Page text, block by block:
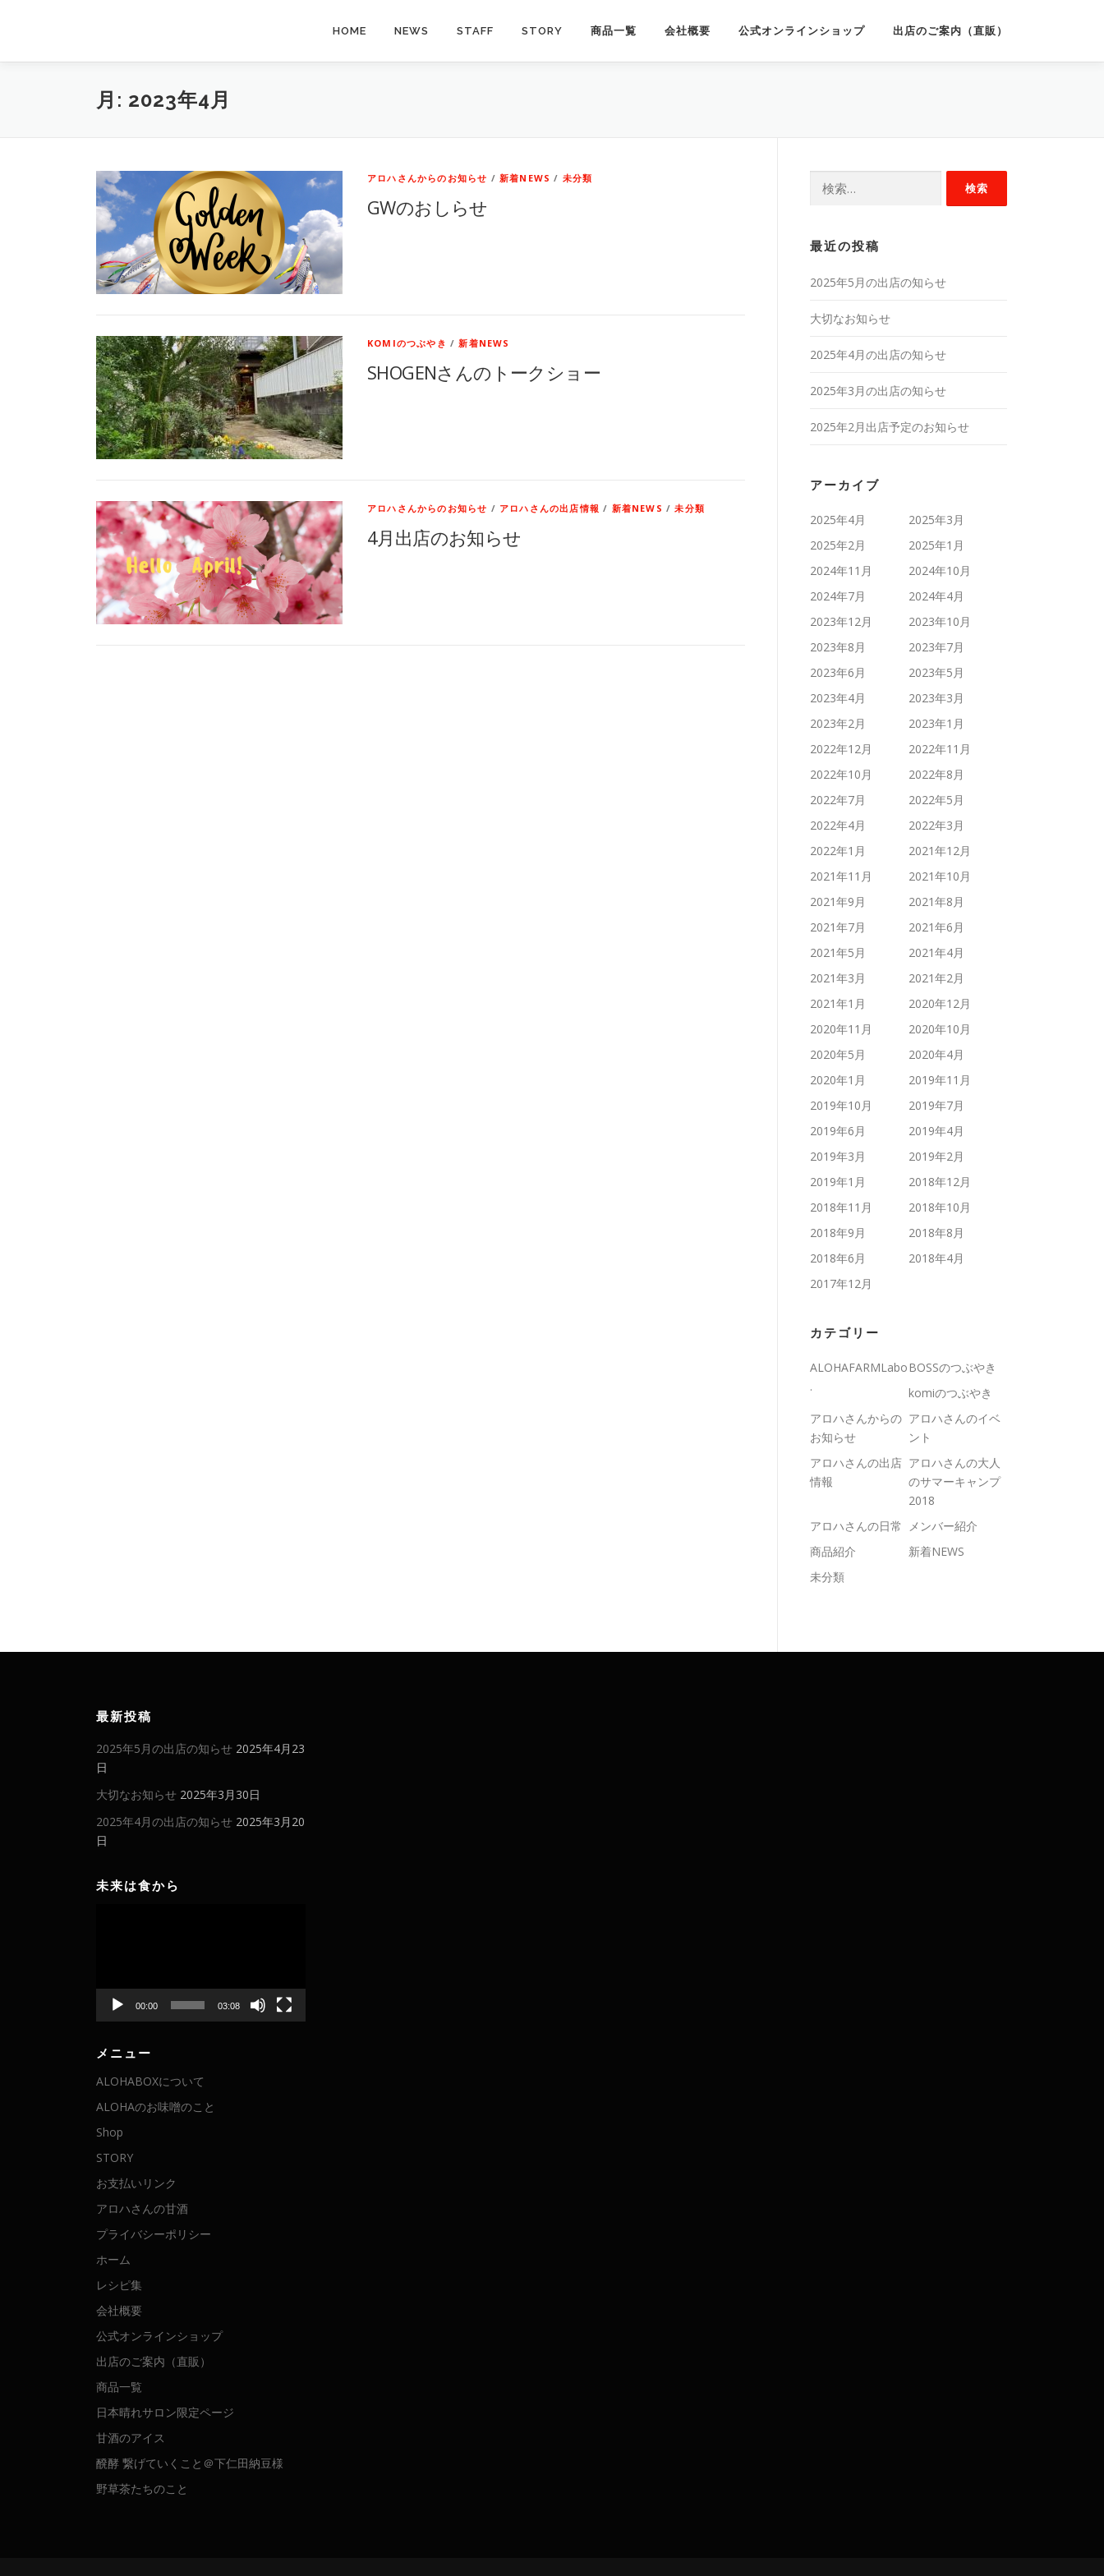
ン
HOME NEWS STAFF STORY 商品一覧 会社概要 公式オンラインショップ 出店のご案内（直販）
月: 2023年4月
アロハさんからのお知らせ /新着NEWS / 未分類
GWのおしらせ
KOMIのつぶやき /新着NEWS
SHOGENさんのトークショー
アロハさんからのお知らせ / アロハさんの出店情報 / 新着NEWS /未分類
4月出店のお知らせ
最近の投稿
2025年5月の出店の知らせ
大切なお知らせ
2025年4月の出店の知らせ
2025年3月の出店の知らせ
2025年2月出店予定のお知らせ
アーカイブ
2025年4月
2025年3月
2025年2月
2025年1月
2024年11月
2024年10月
2024年7月
2024年4月
2023年12月
2023年10月
2023年8月
2023年7月
2023年6月
2023年5月
2023年4月
2023年3月
2023年2月
2023年1月
2022年12月
2022年11月
2022年10月
2022年8月
2022年7月
2022年5月
2022年4月
2022年3月
2022年1月
2021年12月
2021年11月
2021年10月
2021年9月
2021年8月
2021年7月
2021年6月
2021年5月
2021年4月
2021年3月
2021年2月
2021年1月
2020年12月
2020年11月
2020年10月
2020年5月
2020年4月
2020年1月
2019年11月
2019年10月
2019年7月
2019年6月
2019年4月
2019年3月
2019年2月
2019年1月
2018年12月
2018年11月
2018年10月
2018年9月
2018年8月
2018年6月
2018年4月
2017年12月
カテゴリー
ALOHAFARMLabo
.
BOSSのつぶやき
komiのつぶやき
アロハさんからの
お知らせ
アロハさんのイベ
ント
アロハさんの出店
情報
アロハさんの大人
のサマーキャンプ
2018
アロハさんの日常
メンバー紹介
商品紹介
新着NEWS
未分類
最新投稿
2025年5月の出店の知らせ 2025年4月23
日
大切なお知らせ 2025年3月30日
2025年4月の出店の知らせ 2025年3月20
日
未来は食から
ー
ー
00:00 03:08
メニュー
ALOHABOXについて
ALOHAのお味噌のこと
Shop
STORY
お支払いリンク
アロハさんの甘酒
プライバシーポリシー
ホーム
レシピ集
会社概要
公式オンラインショップ
出店のご案内（直販）
商品一覧
日本晴れサロン限定ページ
甘酒のアイス
醗酵 繋げていくこと＠下仁田納豆様
野草茶たちのこと